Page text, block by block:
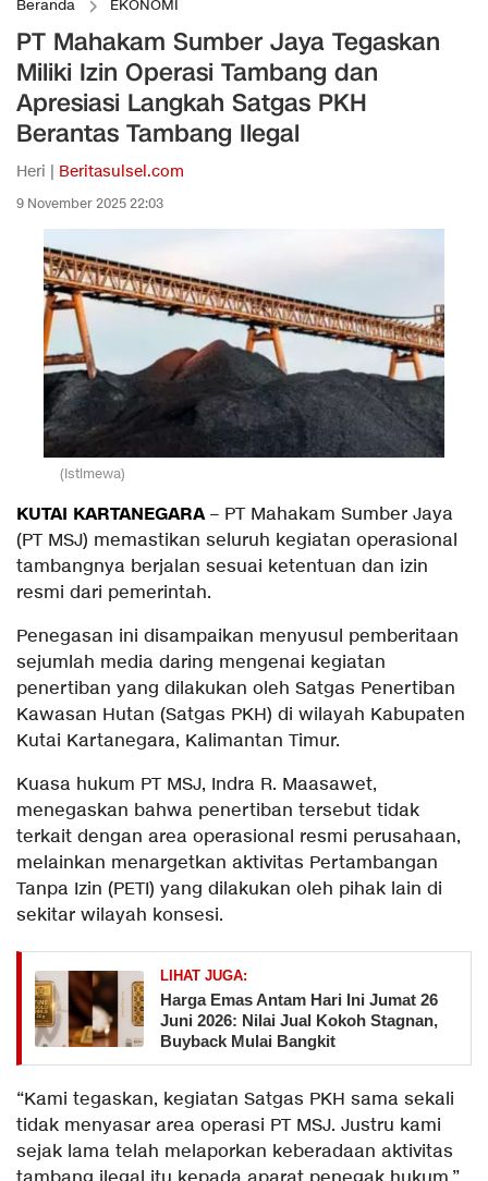
Beranda EKONOMI
PT Mahakam Sumber Jaya Tegaskan
Miliki Izin Operasi Tambang dan
Apresiasi Langkah Satgas PKH
Berantas Tambang Ilegal
Heri | Beritasulsel.com
9 November 2025 22:03
(Istimewa)
KUTAI KARTANEGARA– PT Mahakam Sumber Jaya
(PT MSJ) memastikan seluruh kegiatan operasional
tambangnya berjalan sesuai ketentuan dan izin
resmi dari pemerintah.
Penegasan ini disampaikan menyusul pemberitaan
sejumlah media daring mengenai kegiatan
penertiban yang dilakukan oleh Satgas Penertiban
Kawasan Hutan (Satgas PKH) di wilayah Kabupaten
Kutai Kartanegara, Kalimantan Timur.
Kuasa hukum PT MSJ, Indra R. Maasawet,
menegaskan bahwa penertiban tersebut tidak
terkait dengan area operasional resmi perusahaan,
melainkan menargetkan aktivitas Pertambangan
Tanpa Izin (PETI) yang dilakukan oleh pihak lain di
sekitar wilayah konsesi.
LIHAT JUGA:
Harga Emas Antam Hari Ini Jumat 26
Juni 2026: Nilai Jual Kokoh Stagnan,
Buyback Mulai Bangkit
“Kami tegaskan, kegiatan Satgas PKH sama sekali
tidak menyasar area operasi PT MSJ. Justru kami
sejak lama telah melaporkan keberadaan aktivitas